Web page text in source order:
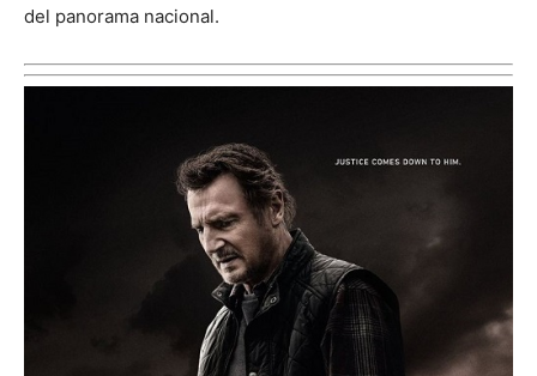
del panorama nacional.